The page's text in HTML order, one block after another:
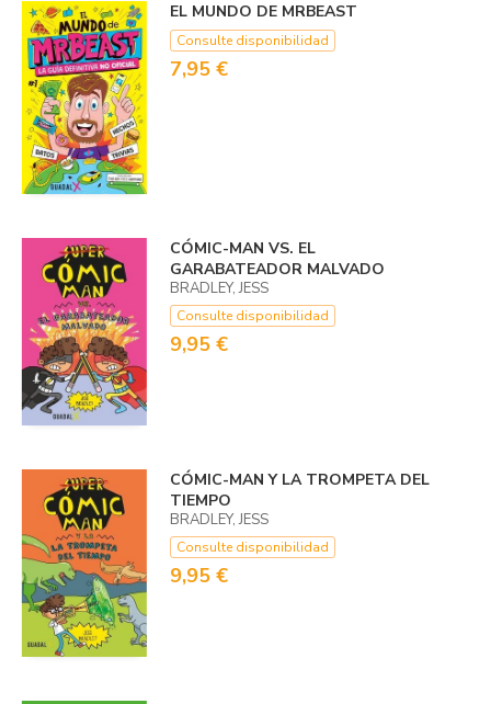
EL MUNDO DE MRBEAST
Consulte disponibilidad
7,95 €
CÓMIC-MAN VS. EL
GARABATEADOR MALVADO
BRADLEY, JESS
Consulte disponibilidad
9,95 €
CÓMIC-MAN Y LA TROMPETA DEL
TIEMPO
BRADLEY, JESS
Consulte disponibilidad
9,95 €